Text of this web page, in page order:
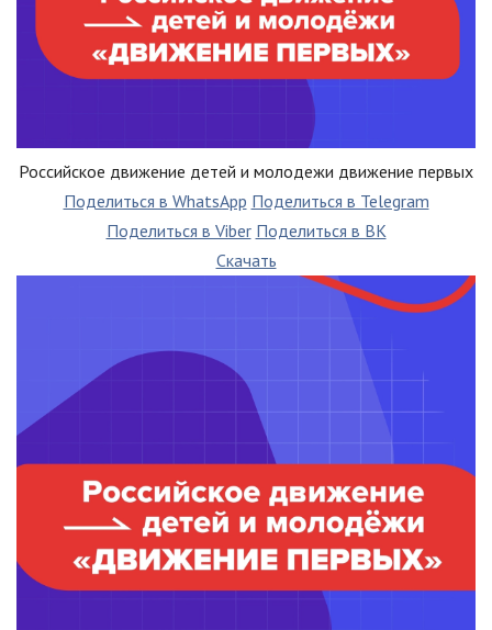
Российское движение детей и молодежи движение первых
Поделиться в WhatsApp Поделиться в Telegram
Поделиться в Viber Поделиться в ВК
Скачать